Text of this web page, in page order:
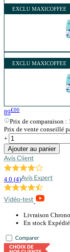
EXCLU MAXICOFFEE
EXCLU MAXICOFFEE
89€00
Prix de comparaison :
Prix de vente conseillé
+
Ajouter au panier
4.0 (4)
Livraison
En stock